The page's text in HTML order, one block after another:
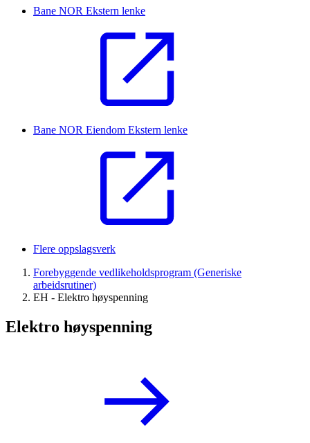
Bane NOR Ekstern lenke
Bane NOR Eiendom Ekstern lenke
Flere oppslagsverk
Forebyggende vedlikeholdsprogram (Generiske
arbeidsrutiner)
EH - Elektro høyspenning
Elektro høyspenning